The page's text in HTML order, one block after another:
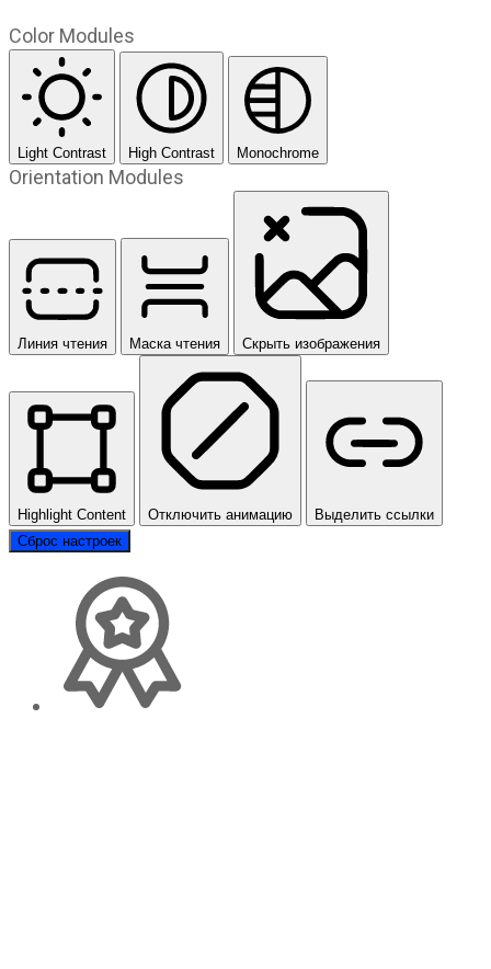
Color Modules
Light Contrast High Contrast Monochrome
Orientation Modules
Линия чтения Маска чтения Скрыть изображения
Highlight Content Отключить анимацию
Выделить ссылки
Сброс настроек